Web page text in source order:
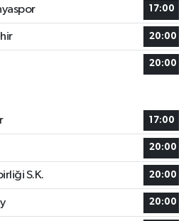
17:00
20:00
20:00
17:00
20:00
S.K. 20:00
20:00